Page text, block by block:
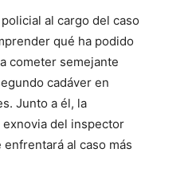
al cargo del caso
qué ha podido
cometer semejante
cadáver en
Junto a él, la
del inspector
al caso más